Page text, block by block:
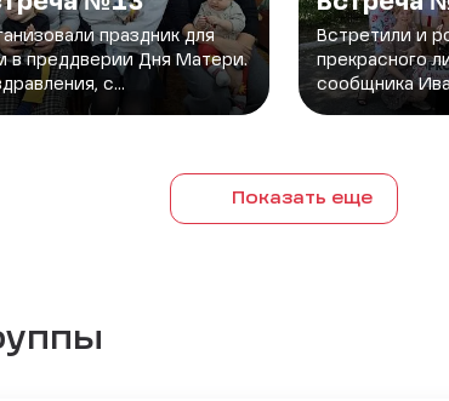
праздник для
в преддверии Дня Матери.
с...
Встретили и
прекрасного
сообщника
Показать еще